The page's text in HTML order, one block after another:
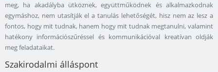
meg, ha akadályba ütköznek, együttműködnek és alkalmazkodnak
egymáshoz, nem utasítják el a tanulás lehetőségét, hisz nem az lesz a
fontos, hogy mit tudnak, hanem hogy mit tudnak megtanulni, valamint
hatékony információszűréssel és kommunikációval kreatívan oldják
meg feladataikat.
Szakirodalmi álláspont